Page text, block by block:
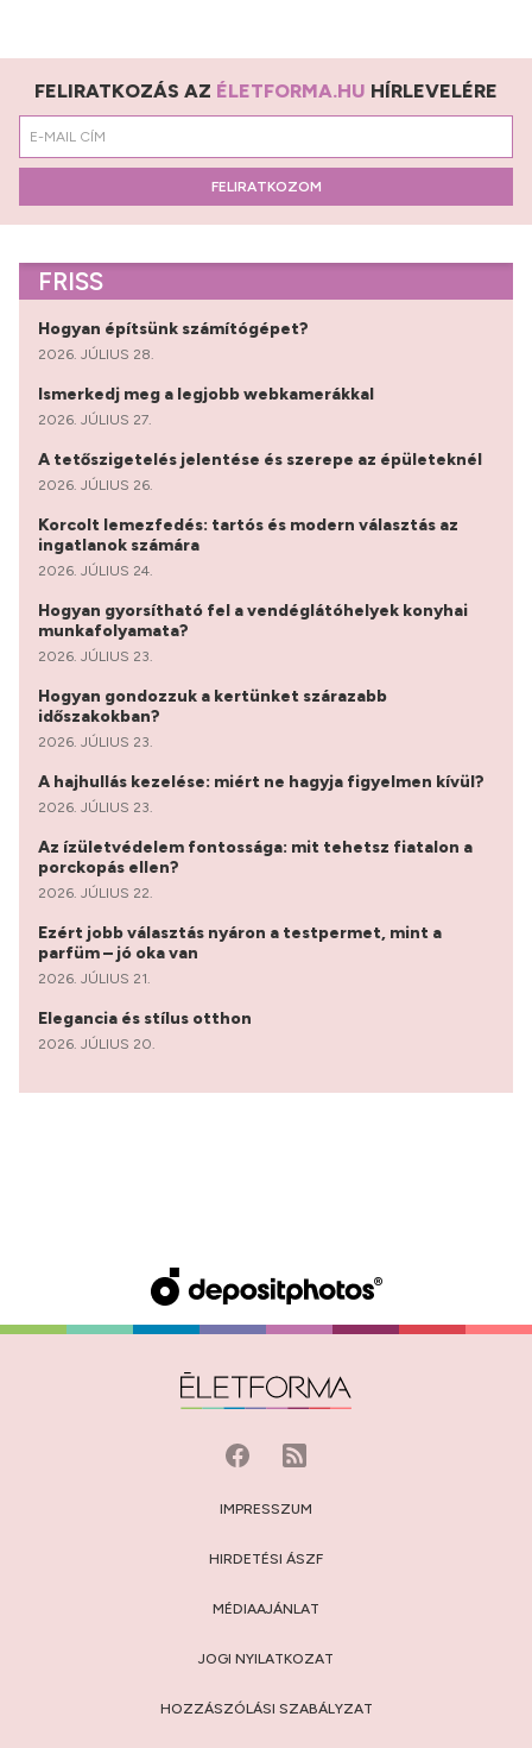
FELIRATKOZÁS AZ ÉLETFORMA.HU HÍRLEVELÉRE
FELIRATKOZOM
FRISS
Hogyan építsünk számítógépet?
2026. JÚLIUS 28.
Ismerkedj meg a legjobb webkamerákkal
2026. JÚLIUS 27.
A tetőszigetelés jelentése és szerepe az épületeknél
2026. JÚLIUS 26.
Korcolt lemezfedés: tartós és modern választás az
ingatlanok számára
2026. JÚLIUS 24.
Hogyan gyorsítható fel a vendéglátóhelyek konyhai
munkafolyamata?
2026. JÚLIUS 23.
Hogyan gondozzuk a kertünket szárazabb
időszakokban?
2026. JÚLIUS 23.
A hajhullás kezelése: miért ne hagyja figyelmen kívül?
2026. JÚLIUS 23.
Az ízületvédelem fontossága: mit tehetsz fiatalon a
porckopás ellen?
2026. JÚLIUS 22.
Ezért jobb választás nyáron a testpermet, mint a
parfüm – jó oka van
2026. JÚLIUS 21.
Elegancia és stílus otthon
2026. JÚLIUS 20.
IMPRESSZUM
HIRDETÉSI ÁSZF
MÉDIAAJÁNLAT
JOGI NYILATKOZAT
HOZZÁSZÓLÁSI SZABÁLYZAT